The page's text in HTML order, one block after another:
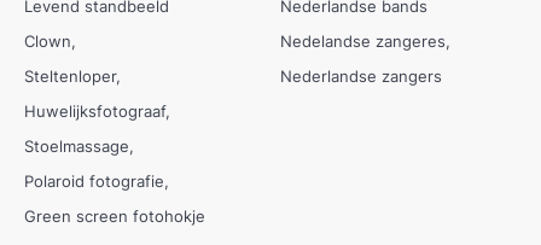
Levend standbeeld
Clown
Steltenloper
Huwelijksfotograaf
Stoelmassage
Polaroid fotografie
Green screen fotohokje
Nederlandse bands
Nedelandse zangeres
Nederlandse zangers